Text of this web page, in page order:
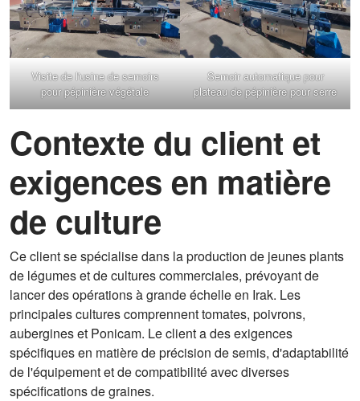
Visite de l'usine de semoirs
pour pépinière végétale
Semoir automatique pour
plateau de pépinière pour serre
Contexte du client et
exigences en matière
de culture
Ce client se spécialise dans la production de jeunes plants
de légumes et de cultures commerciales, prévoyant de
lancer des opérations à grande échelle en Irak. Les
principales cultures comprennent tomates, poivrons,
aubergines et Ponicam. Le client a des exigences
spécifiques en matière de précision de semis, d'adaptabilité
de l'équipement et de compatibilité avec diverses
spécifications de graines.